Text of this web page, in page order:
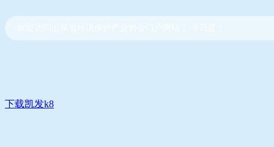
下载凯发k8